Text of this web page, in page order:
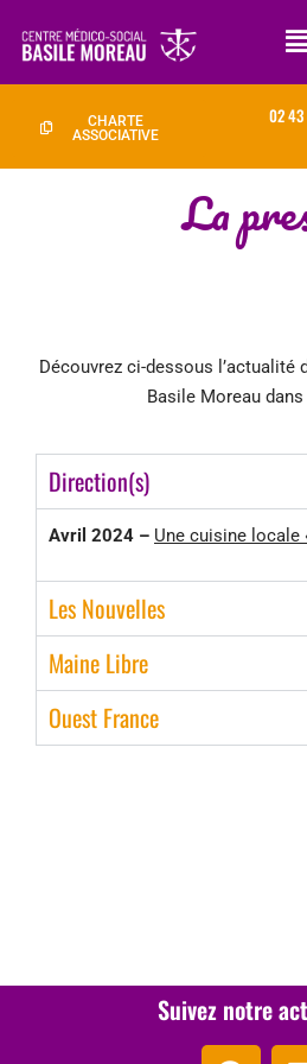
CHARTE
ASSOCIATIVE
02 43
La
Découvrez ci-dessous l’actualité
Basile Moreau
Direction(s)
Avril 2024 – Une cuisine locale
Les Nouvelles
Maine Libre
Ouest France
Suivez notre